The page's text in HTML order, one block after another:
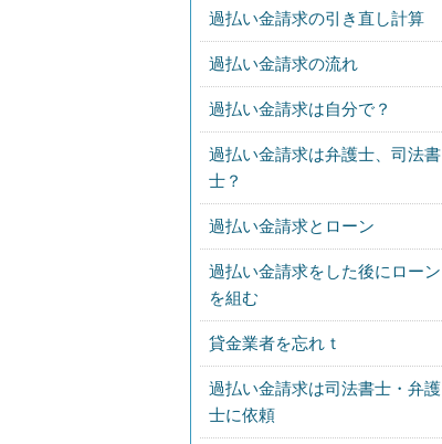
過払い金請求の引き直し計算
過払い金請求の流れ
過払い金請求は自分で？
過払い金請求は弁護士、司法書
士？
過払い金請求とローン
過払い金請求をした後にローン
を組む
貸金業者を忘れｔ
過払い金請求は司法書士・弁護
士に依頼